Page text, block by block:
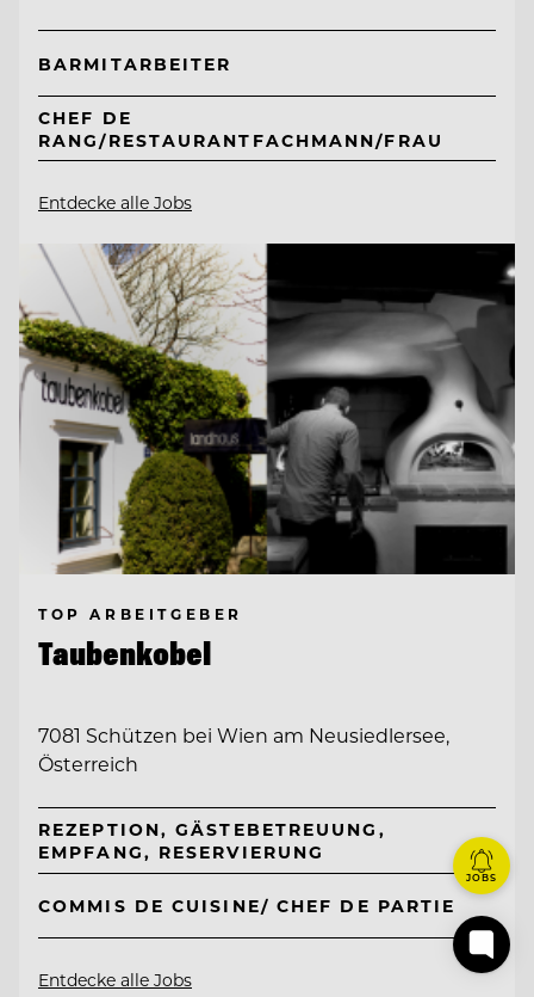
BARMITARBEITER
CHEF DE
RANG/RESTAURANTFACHMANN/FRAU
Entdecke alle Jobs
TOP ARBEITGEBER
Taubenkobel
7081 Schützen bei Wien am Neusiedlersee,
Österreich
REZEPTION, GÄSTEBETREUUNG,
EMPFANG, RESERVIERUNG
COMMIS DE CUISINE/ CHEF DE PARTIE
Entdecke alle Jobs
JOBS